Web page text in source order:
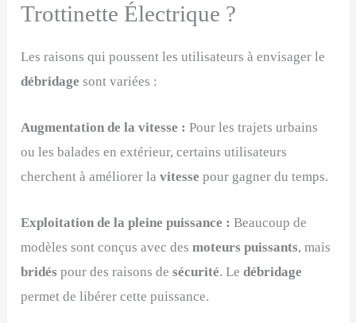
Trottinette Électrique ?
Les raisons qui poussent les utilisateurs à envisager le
débridagesont variées :
Augmentation de la vitesse : Pour les trajets urbains
ou les balades en extérieur, certains utilisateurs
cherchent à améliorer lavitessepour gagner du temps.
Exploitation de la pleine puissance :Beaucoup de
modèles sont conçus avec desmoteurs puissants, mais
bridéspour des raisons desécurité. Ledébridage
permet de libérer cette puissance.